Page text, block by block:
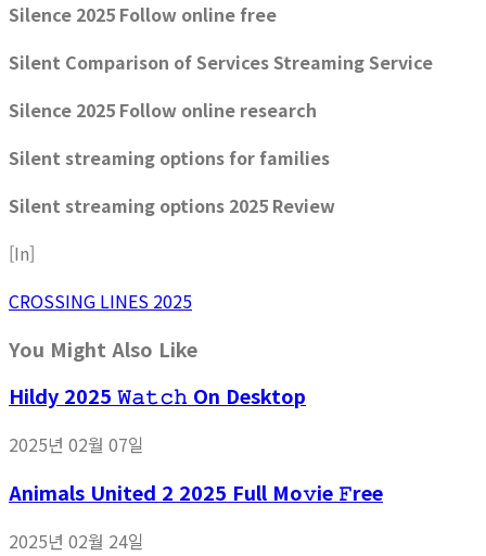
Silence 2025 Follow online free
Silent Comparison of Services Streaming Service
Silence 2025 Follow online research
Silent streaming options for families
Silent streaming options 2025 Review
[In]
CROSSING LINES 2025
You Might Also Like
Hildy 2025 𝚆𝚊𝚝𝚌𝚑 On Desktop
2025년 02월 07일
Animals United 2 2025 Full Mo𝚟ie 𝙵ree
2025년 02월 24일